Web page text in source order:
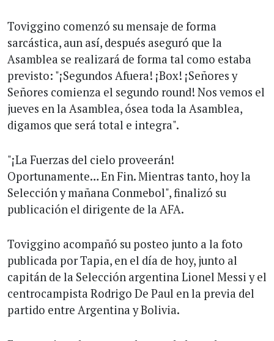
Toviggino comenzó su mensaje de forma
sarcástica, aun así, después aseguró que la
Asamblea se realizará de forma tal como estaba
previsto: "¡Segundos Afuera! ¡Box! ¡Señores y
Señores comienza el segundo round! Nos vemos el
jueves en la Asamblea, ósea toda la Asamblea,
digamos que será total e integra".
"¡La Fuerzas del cielo proveerán!
Oportunamente… En Fin. Mientras tanto, hoy la
Selección y mañana Conmebol", finalizó su
publicación el dirigente de la AFA.
Toviggino acompañó su posteo junto a la foto
publicada por Tapia, en el día de hoy, junto al
capitán de la Selección argentina Lionel Messi y el
centrocampista Rodrigo De Paul en la previa del
partido entre Argentina y Bolivia.